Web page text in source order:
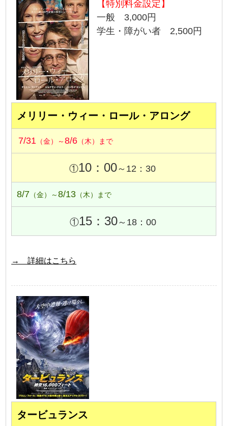
【特別料金設定】
一般 3,000円
学生・障がい者 2,500円
メリリー・ウィー・ロール・アロング
7/31 （金）～8/6 （木）まで
①10：00～12：30
8/7 （金）～8/13 （木）まで
①15：30～18：00
→ 詳細はこちら
タービュランス